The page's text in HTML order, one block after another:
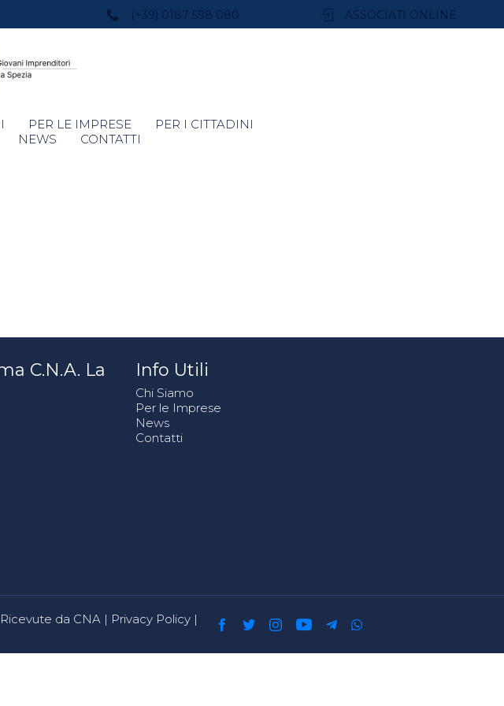
(+39) 0187 598 080 ASSOCIATI ONLINE
PER LE IMPRESE
PER I CITTADINI
NEWS CONTATTI
C.N.A. La
Info Utili
Chi Siamo
Per le Imprese
News
Contatti
da CNA | Privacy Policy |